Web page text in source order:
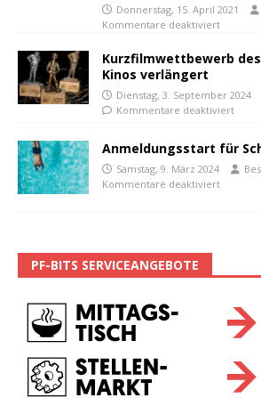
Donnerstag, 15. April 2021
Kommentare deaktiviert
Kurzfilmwettbewerb
Kinos verlängert
Dienstag, 3. September 2024
Kommentare deaktiviert
Anmeldungsstart für
Samstag, 9. März 2024
Kommentare deaktiviert
PF-BITS SERVICEANGEBOTE